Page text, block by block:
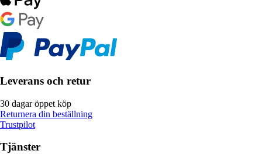
Leverans och retur
30 dagar öppet köp
Returnera din beställning
Trustpilot
Tjänster